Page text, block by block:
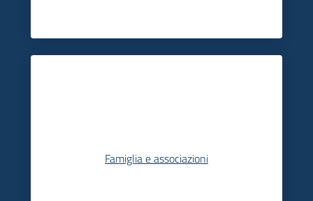
Famiglia e associazioni